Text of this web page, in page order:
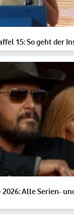
15: So geht der
Alle Serien-